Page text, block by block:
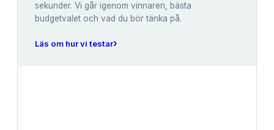
sekunder. Vi går igenom vinnaren, bästa
budgetvalet och vad du bör tänka på.
Läs om hur vi testar›